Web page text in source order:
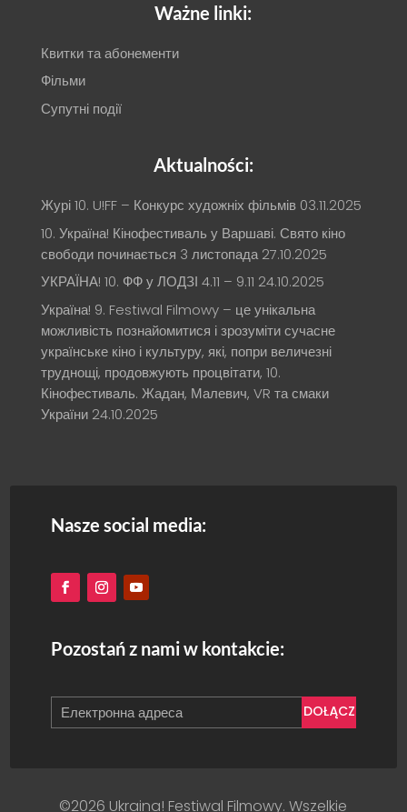
Ważne linki:
Квитки та абонементи
Фільми
Супутні події
Aktualności:
Журі 10. U!FF – Конкурс художніх фільмів 03.11.2025
10. Україна! Кінофестиваль у Варшаві. Свято кіно
свободи починається 3 листопада 27.10.2025
УКРАЇНА! 10. ФФ у ЛОДЗІ 4.11 – 9.11 24.10.2025
Україна! 9. Festiwal Filmowy – це унікальна
можливість познайомитися і зрозуміти сучасне
українське кіно і культуру, які, попри величезні
труднощі, продовжують процвітати, 10.
Кінофестиваль. Жадан, Малевич, VR та смаки
України 24.10.2025
Nasze social media:
Pozostań z nami w kontakcie:
DOŁĄCZ
©2026 Ukraina! Festiwal Filmowy. Wszelkie